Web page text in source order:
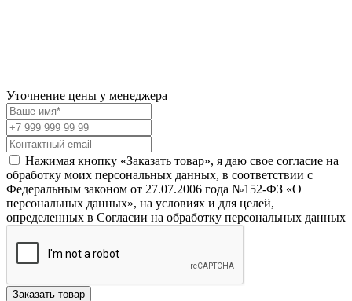
Уточнение цены у менеджера
Нажимая кнопку «Заказать товар», я даю свое согласие на
обработку моих персональных данных, в соответствии с
Федеральным законом от 27.07.2006 года №152-ФЗ «О
персональных данных», на условиях и для целей,
определенных в Согласии на обработку персональных данных
Заказать товар